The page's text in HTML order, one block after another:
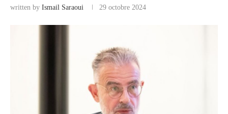
written by Ismail Saraoui 29 octobre 2024